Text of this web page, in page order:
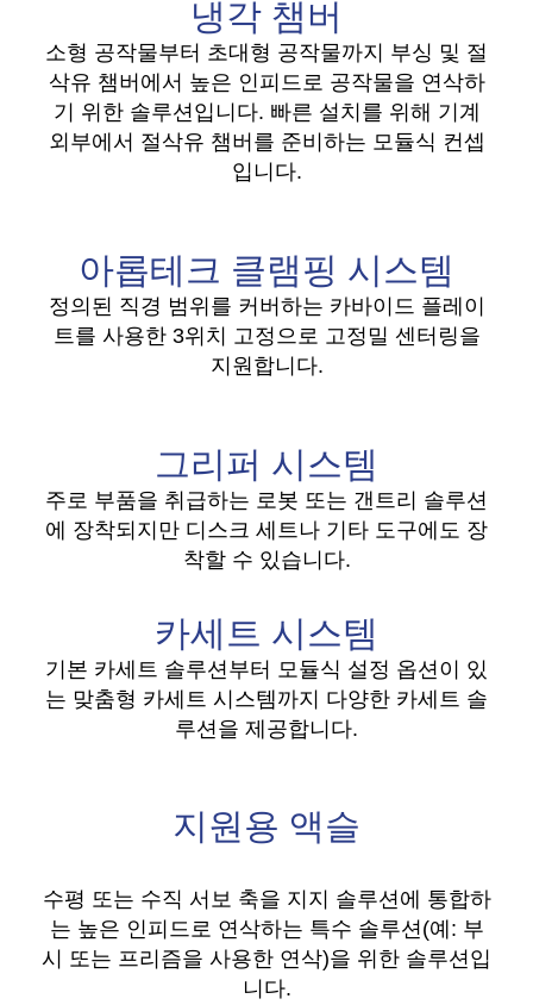
냉각 챔버
소형 공작물부터 초대형 공작물까지 부싱 및 절
삭유 챔버에서 높은 인피드로 공작물을 연삭하
기 위한 솔루션입니다. 빠른 설치를 위해 기계
외부에서 절삭유 챔버를 준비하는 모듈식 컨셉
입니다.
아롭테크 클램핑 시스템
정의된 직경 범위를 커버하는 카바이드 플레이
트를 사용한 3위치 고정으로 고정밀 센터링을
지원합니다.
그리퍼 시스템
주로 부품을 취급하는 로봇 또는 갠트리 솔루션
에 장착되지만 디스크 세트나 기타 도구에도 장
착할 수 있습니다.
카세트 시스템
기본 카세트 솔루션부터 모듈식 설정 옵션이 있
는 맞춤형 카세트 시스템까지 다양한 카세트 솔
루션을 제공합니다.
지원용 액슬
수평 또는 수직 서보 축을 지지 솔루션에 통합하
는 높은 인피드로 연삭하는 특수 솔루션(예: 부
시 또는 프리즘을 사용한 연삭)을 위한 솔루션입
니다.